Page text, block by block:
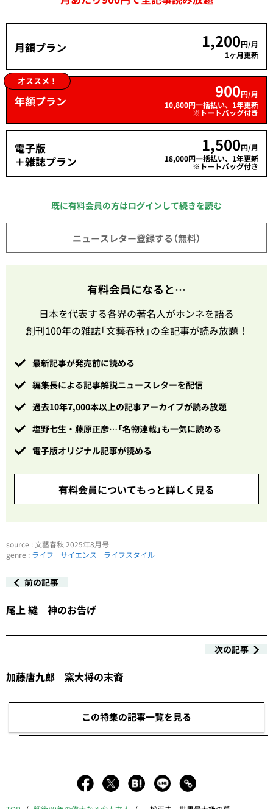
月額プラン 1,200円/月
1ヶ月更新
オススメ！
年額プラン 900円/月
10,800円一括払い、1年更新
※トートバッグ付き
電子版
＋雑誌プラン
1,500円/月
18,000円一括払い、1年更新
※トートバッグ付き
既に有料会員の方はログインして続きを読む
ニュースレター登録する（無料）
有料会員になると…
日本を代表する各界の著名人がホンネを語る
創刊100年の雑誌「文藝春秋」の全記事が読み放題！
最新記事が発売前に読める
編集長による記事解説ニュースレターを配信
過去10年7,000本以上の記事アーカイブが読み放題
塩野七生・藤原正彦…「名物連載」も一気に読める
電子版オリジナル記事が読める
有料会員についてもっと詳しく見る
source : 文藝春秋 2025年8月号
genre : ライフ サイエンス ライフスタイル
前の記事
尾上 縫 神のお告げ
次の記事
加藤唐九郎 窯大将の末裔
この特集の記事一覧を見る